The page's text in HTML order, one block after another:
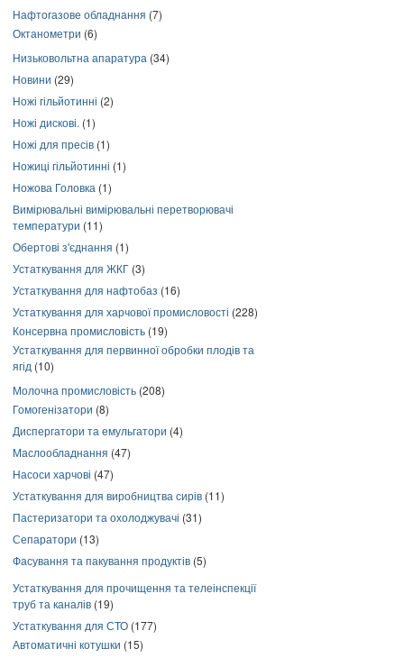
Нафтогазове обладнання (7)
Октанометри (6)
Низьковольтна апаратура (34)
Новини (29)
Ножі гільйотинні (2)
Ножі дискові. (1)
Ножі для пресів (1)
Ножиці гільйотинні (1)
Ножова Головка (1)
Вимірювальні вимірювальні перетворювачі
температури (11)
Обертові з'єднання (1)
Устаткування для ЖКГ (3)
Устаткування для нафтобаз (16)
Устаткування для харчової промисловості (228)
Консервна промисловість (19)
Устаткування для первинної обробки плодів та
ягід (10)
Молочна промисловість (208)
Гомогенізатори (8)
Диспергатори та емульгатори (4)
Маслообладнання (47)
Насоси харчові (47)
Устаткування для виробництва сирів (11)
Пастеризатори та охолоджувачі (31)
Сепаратори (13)
Фасування та пакування продуктів (5)
Устаткування для прочищення та телеінспекції
труб та каналів (19)
Устаткування для СТО (177)
Автоматичні котушки (15)